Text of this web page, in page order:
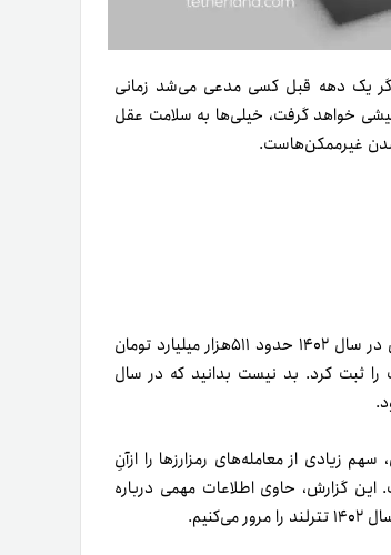
شاید اگر یک دهه قبل کسی مدعی می‌شد زمانی
پیشی خواهد گرفت، خیلی‌ها به سلامت عقل
غیر‌ممکن‌هاست.
بر‌اساس گزارش واحد تحقیق‌و‌توسعه تترلند، حجم معامله‌های صرافی‌های رمزارز ایران در سال ۱۴۰۲ حدود ۵۱۱هزار میلیارد تومان
در حالی است که معامله‌های املاک تهران به‌زحمت مبلغ ۳۱۲ همت را ثبت کرد. بد نیست بدانید که در سال
سهم زیادی از معامله‌های رمزارزها را ازآنِ
سال ۱۴۰۲ خود را منتشر کرده است. این گزارش، حاوی اطلاعات مهمی درباره